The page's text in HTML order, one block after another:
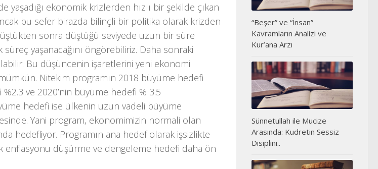
yaşadığı ekonomik krizlerden hızlı bir şekilde çıkan
bu sefer birazda bilinçli bir politika olarak krizden
sonra düştüğü seviyede uzun bir süre
yaşanacağını öngörebiliriz. Daha sonraki
Bu düşüncenin işaretlerini yeni ekonomi
Nitekim programın 2018 büyüme hedefi
ve 2020’nin büyüme hedefi % 3.5
hedefi ise ülkenin uzun vadeli büyüme
Yani program, ekonomimizin normali olan
hedefliyor. Programın ana hedef olarak işsizlikte
enflasyonu düşürme ve dengeleme hedefi daha ön
“Beşer” ve “İnsan”
Kavramların Analizi ve
Kur’ana Arzı
Sünnetullah ile Mucize
Arasında: Kudretin Sessiz
Disiplini..